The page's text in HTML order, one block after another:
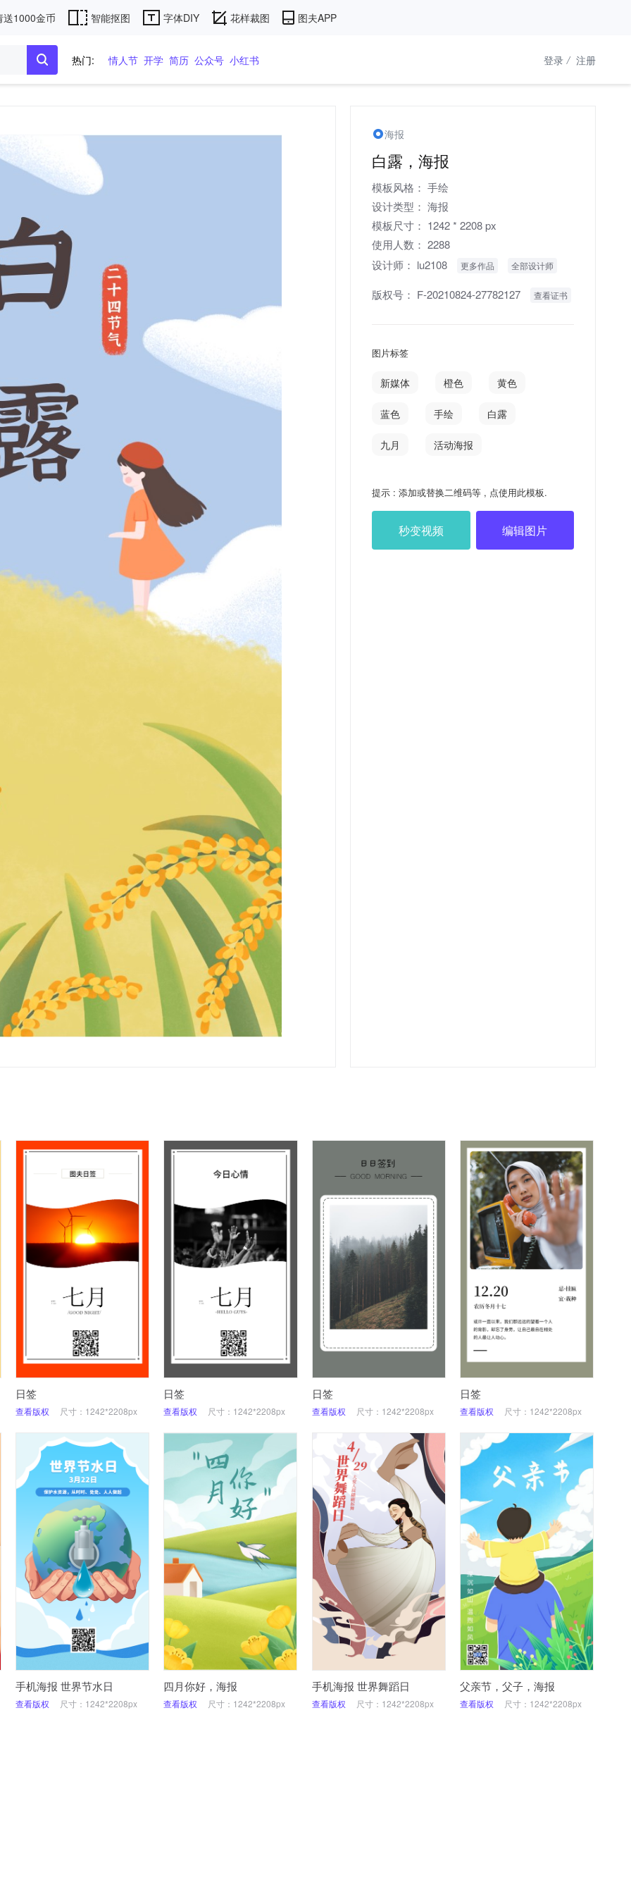
送1000金币 智能抠图 字体DIY 花样裁图 图夫APP
热门: 情人节 开学 简历 公众号 小红书 登录 / 注册
海报
白露，海报
模板风格： 手绘
设计类型： 海报
模板尺寸： 1242 * 2208 px
使用人数： 2288
设计师： lu2108 更多作品 全部设计师
版权号： F-20210824-27782127 查看证书
图片标签
新媒体 橙色 黄色
蓝色 手绘 白露
九月 活动海报
提示 : 添加或替换二维码等 , 点使用此模板.
秒变视频 编辑图片
日签
查看版权 尺寸：1242*2208px
日签
查看版权 尺寸：1242*2208px
日签
查看版权 尺寸：1242*2208px
日签
查看版权 尺寸：1242*2208px
手机海报 世界节水日
查看版权 尺寸：1242*2208px
四月你好，海报
查看版权 尺寸：1242*2208px
手机海报 世界舞蹈日
查看版权 尺寸：1242*2208px
父亲节，父子，海报
查看版权 尺寸：1242*2208px